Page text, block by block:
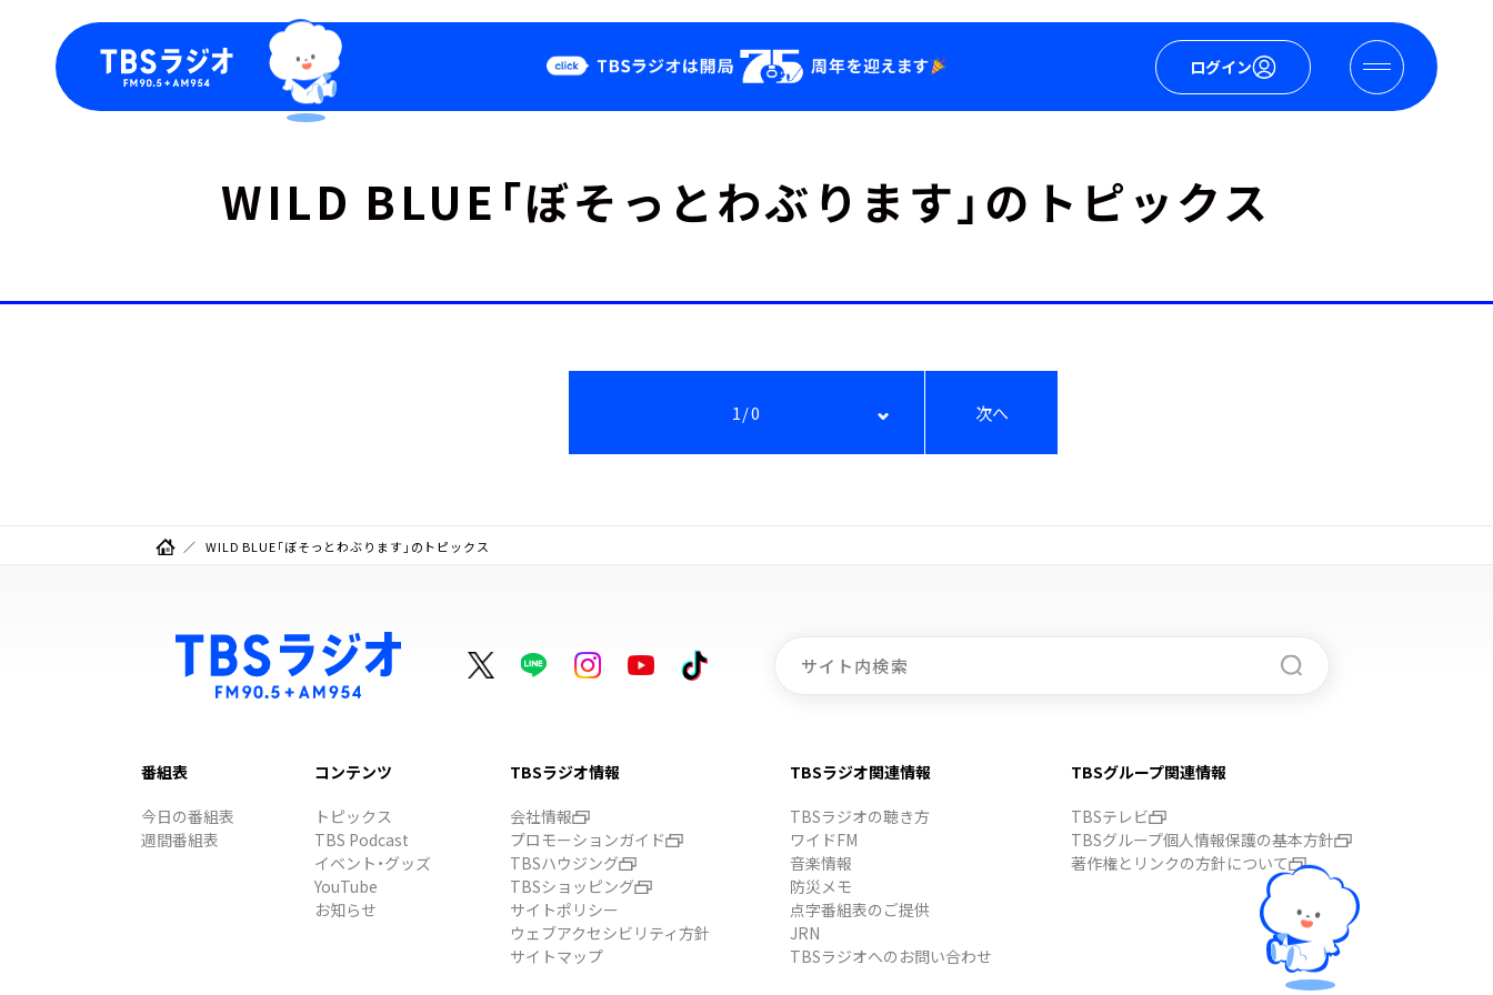
ログイン
週間番組表
TBS
Podcast
ズ
YouTube
WILD BLUE「ぼそっとわぶります」のトピックス
1/0 次へ
WILD BLUE「ぼそっとわぶります」のトピックス
番組表
今日の番組表
週間番組表
コンテンツ
トピックス
TBS Podcast
イベント・グッズ
YouTube
お知らせ
TBSラジオ情報
会社情報
プロモーションガイド
TBSハウジング
TBSショッピング
サイトポリシー
ウェブアクセシビリティ方針
サイトマップ
TBSラジオ関連情報
TBSラジオの聴き方
ワイドFM
音楽情報
防災メモ
点字番組表のご提供
JRN
TBSラジオへのお問い合わせ
TBSグループ関連情報
TBSテレビ
TBSグループ個人情報保護の基本方針
著作権とリンクの方針について